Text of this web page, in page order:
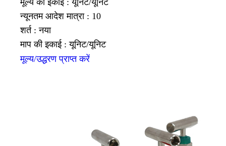
मूल्य की इकाई : यूनिट/यूनिट
न्यूनतम आदेश मात्रा : 10
शर्त : नया
माप की इकाई : यूनिट/यूनिट
मूल्य/उद्धरण प्राप्त करें